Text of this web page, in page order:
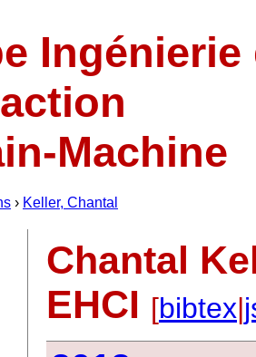
Ingénierie
Machine
› Keller, Chantal
Chantal
EHCI [bibtex|